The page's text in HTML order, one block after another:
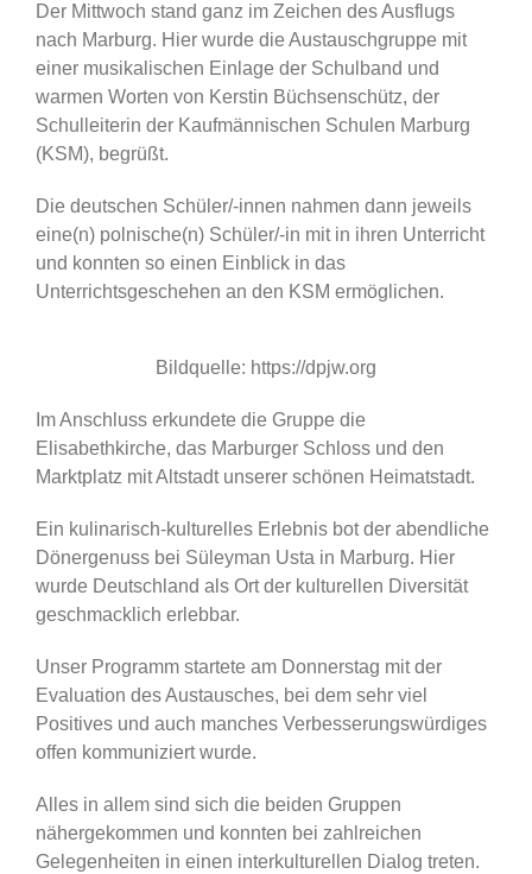
Der Mittwoch stand ganz im Zeichen des Ausflugs
nach Marburg. Hier wurde die Austauschgruppe mit
einer musikalischen Einlage der Schulband und
warmen Worten von Kerstin Büchsenschütz, der
Schulleiterin der Kaufmännischen Schulen Marburg
(KSM), begrüßt.
Die deutschen Schüler/-innen nahmen dann jeweils
eine(n) polnische(n) Schüler/-in mit in ihren Unterricht
und konnten so einen Einblick in das
Unterrichtsgeschehen an den KSM ermöglichen.
Bildquelle: https://dpjw.org
Im Anschluss erkundete die Gruppe die
Elisabethkirche, das Marburger Schloss und den
Marktplatz mit Altstadt unserer schönen Heimatstadt.
Ein kulinarisch-kulturelles Erlebnis bot der abendliche
Dönergenuss bei Süleyman Usta in Marburg. Hier
wurde Deutschland als Ort der kulturellen Diversität
geschmacklich erlebbar.
Unser Programm startete am Donnerstag mit der
Evaluation des Austausches, bei dem sehr viel
Positives und auch manches Verbesserungswürdiges
offen kommuniziert wurde.
Alles in allem sind sich die beiden Gruppen
nähergekommen und konnten bei zahlreichen
Gelegenheiten in einen interkulturellen Dialog treten.